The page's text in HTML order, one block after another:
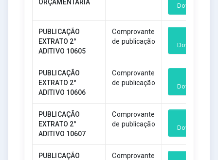
ORÇAMENTÁRIA
Download
PUBLICAÇÃO
EXTRATO 2°
ADITIVO 10605
Comprovante
de publicação
Download
PUBLICAÇÃO
EXTRATO 2°
ADITIVO 10606
Comprovante
de publicação
Download
PUBLICAÇÃO
EXTRATO 2°
ADITIVO 10607
Comprovante
de publicação
Download
PUBLICAÇÃO
Comprovante